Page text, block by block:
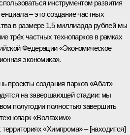
инструментом развития
– это создание частных
в размере 1,5 миллиарда рублей мы
трёх частных технопарков в рамках
Федерации «Экономическое
экономика».
проекты создания парков «Абат»
на завершающей стадии: мы
полугодии полностью завершить
«Волгахим» –
«Химпрома» – [находится]